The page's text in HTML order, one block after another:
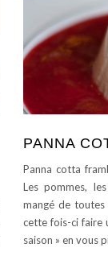
PANNA
Panna cotta
Les pommes,
mangé de toutes
cette fois-ci faire
saison » en vous